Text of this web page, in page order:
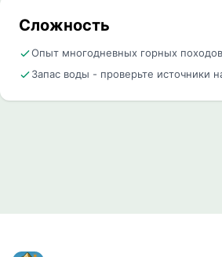
Сложность
Опыт многодневных горных походов
Запас воды - проверьте источники